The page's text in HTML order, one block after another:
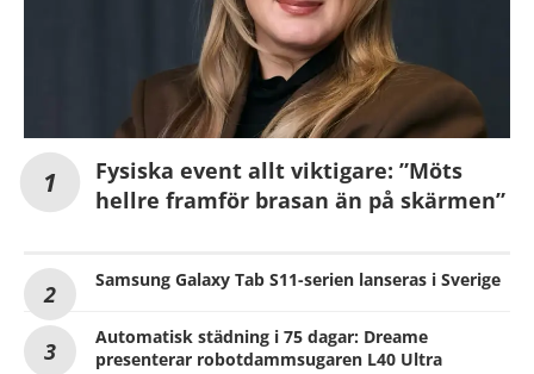
Fysiska event allt viktigare: ”Möts
hellre framför brasan än på skärmen”
Samsung Galaxy Tab S11-serien lanseras i Sverige
Automatisk städning i 75 dagar: Dreame
presenterar robotdammsugaren L40 Ultra